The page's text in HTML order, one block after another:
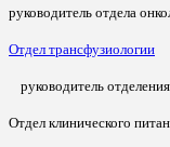
руководитель отдела
Отдел трансфузиологии
руководитель
Отдел клинического